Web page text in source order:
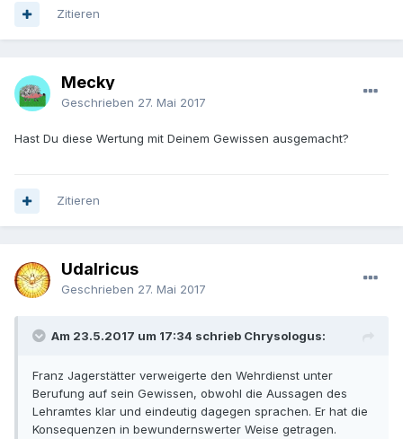
Zitieren
Mecky
Geschrieben 27. Mai 2017
Hast Du diese Wertung mit Deinem Gewissen ausgemacht?
Zitieren
Udalricus
Geschrieben 27. Mai 2017
Am 23.5.2017 um 17:34 schrieb Chrysologus:
Franz Jagerstätter verweigerte den Wehrdienst unter
Berufung auf sein Gewissen, obwohl die Aussagen des
Lehramtes klar und eindeutig dagegen sprachen. Er hat die
Konsequenzen in bewundernswerter Weise getragen.